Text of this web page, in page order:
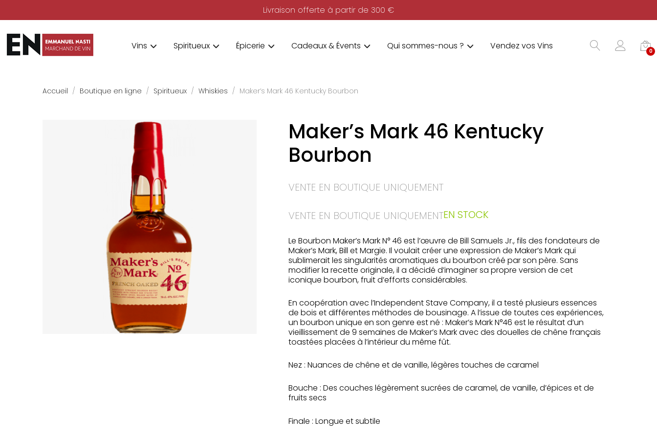
Livraison offerte à partir de 300 €
Vins Spiritueux Épicerie Cadeaux & Évents Qui sommes-nous ? Vendez vos Vins 0
Accueil Boutique en ligne Spiritueux Whiskies Maker’s Mark 46 Kentucky Bourbon
Maker’s Mark 46 Kentucky
Bourbon
VENTE EN BOUTIQUE UNIQUEMENT
VENTE EN BOUTIQUE UNIQUEMENTEN STOCK
Le Bourbon Maker’s Mark N° 46 est l’œuvre de Bill Samuels Jr., fils des fondateurs de
Maker’s Mark, Bill et Margie. Il voulait créer une expression de Maker’s Mark qui
sublimerait les singularités aromatiques du bourbon créé par son père. Sans
modifier la recette originale, il a décidé d’imaginer sa propre version de cet
iconique bourbon, fruit d’efforts considérables.
En coopération avec l’Independent Stave Company, il a testé plusieurs essences
de bois et différentes méthodes de bousinage. A l’issue de toutes ces expériences,
un bourbon unique en son genre est né : Maker’s Mark N°46 est le résultat d’un
vieillissement de 9 semaines de Maker’s Mark avec des douelles de chêne français
toastées placées à l’intérieur du même fût.
Nez : Nuances de chêne et de vanille, légères touches de caramel
Bouche : Des couches légèrement sucrées de caramel, de vanille, d’épices et de
fruits secs
Finale : Longue et subtile